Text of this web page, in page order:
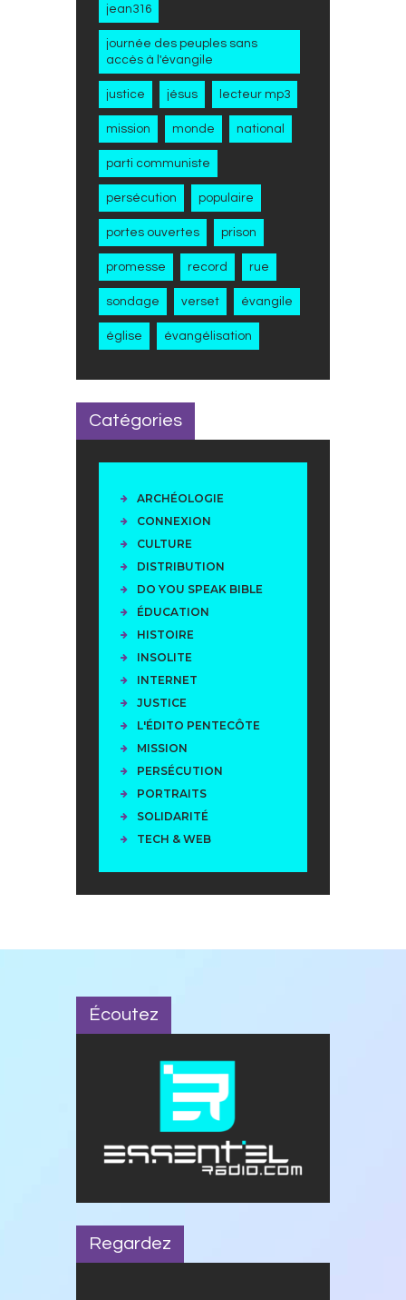
jean316
journée des peuples sans
accès à l'évangile
justice jésus lecteur mp3
mission monde national
parti communiste
persécution populaire
portes ouvertes prison
promesse record rue
sondage verset évangile
église évangélisation
Catégories
ARCHÉOLOGIE
CONNEXION
CULTURE
DISTRIBUTION
DO YOU SPEAK BIBLE
ÉDUCATION
HISTOIRE
INSOLITE
INTERNET
JUSTICE
L'ÉDITO PENTECÔTE
MISSION
PERSÉCUTION
PORTRAITS
SOLIDARITÉ
TECH & WEB
Écoutez
Regardez